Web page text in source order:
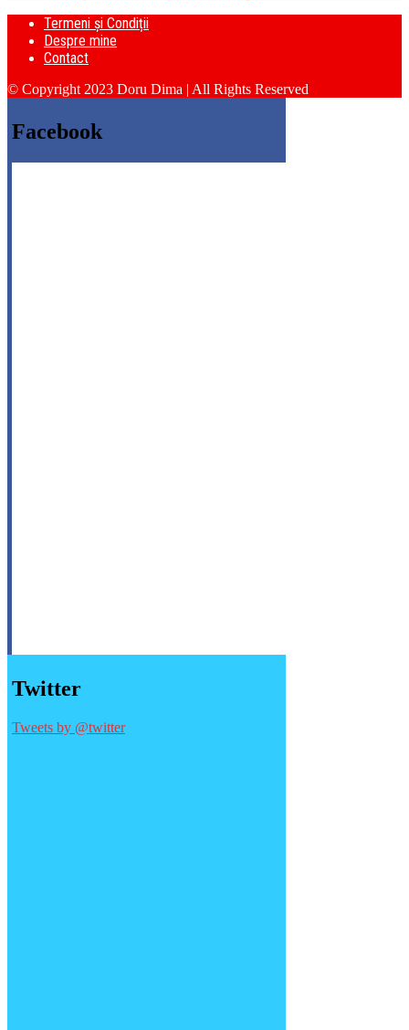
Termeni și Condiții
Despre mine
Contact
© Copyright 2023 Doru Dima | All Rights Reserved
Facebook
Twitter
Tweets by @twitter